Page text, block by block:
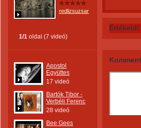
redlizsuzsanna
1/1 oldal (7 videó)
Apostol
Együttes
17 videó
Bartók Tibor -
Verbéli Ferenc
28 videó
Bee Gees
Értékeld!